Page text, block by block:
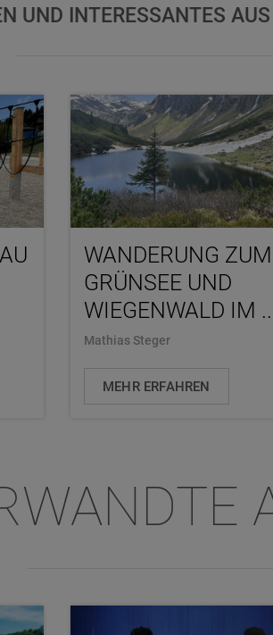
UND INTERESSANTES
WANDERUNG ZUM
GRÜNSEE UND
WIEGENWALD IM
Mathias Steger
MEHR ERFAHREN